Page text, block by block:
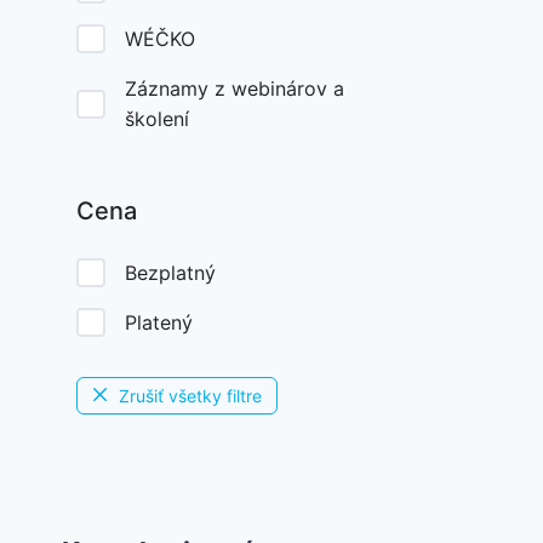
WÉČKO
Záznamy z webinárov a
školení
Cena
Bezplatný
Platený
Zrušiť všetky filtre